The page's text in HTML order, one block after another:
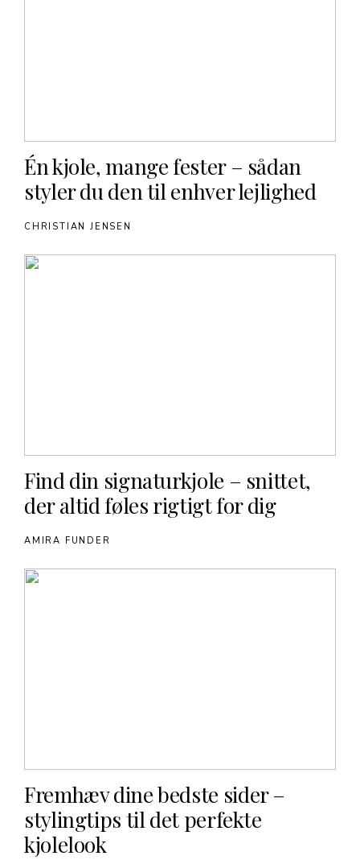
Én kjole, mange fester – sådan
styler du den til enhver lejlighed
CHRISTIAN JENSEN
Find din signaturkjole – snittet,
der altid føles rigtigt for dig
AMIRA FUNDER
Fremhæv dine bedste sider –
stylingtips til det perfekte
kjolelook